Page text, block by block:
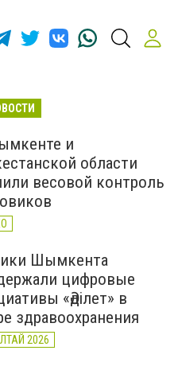
и
области
весовой контроль
Шымкента
цифровые
«Әділет» в
здравоохранения
2026